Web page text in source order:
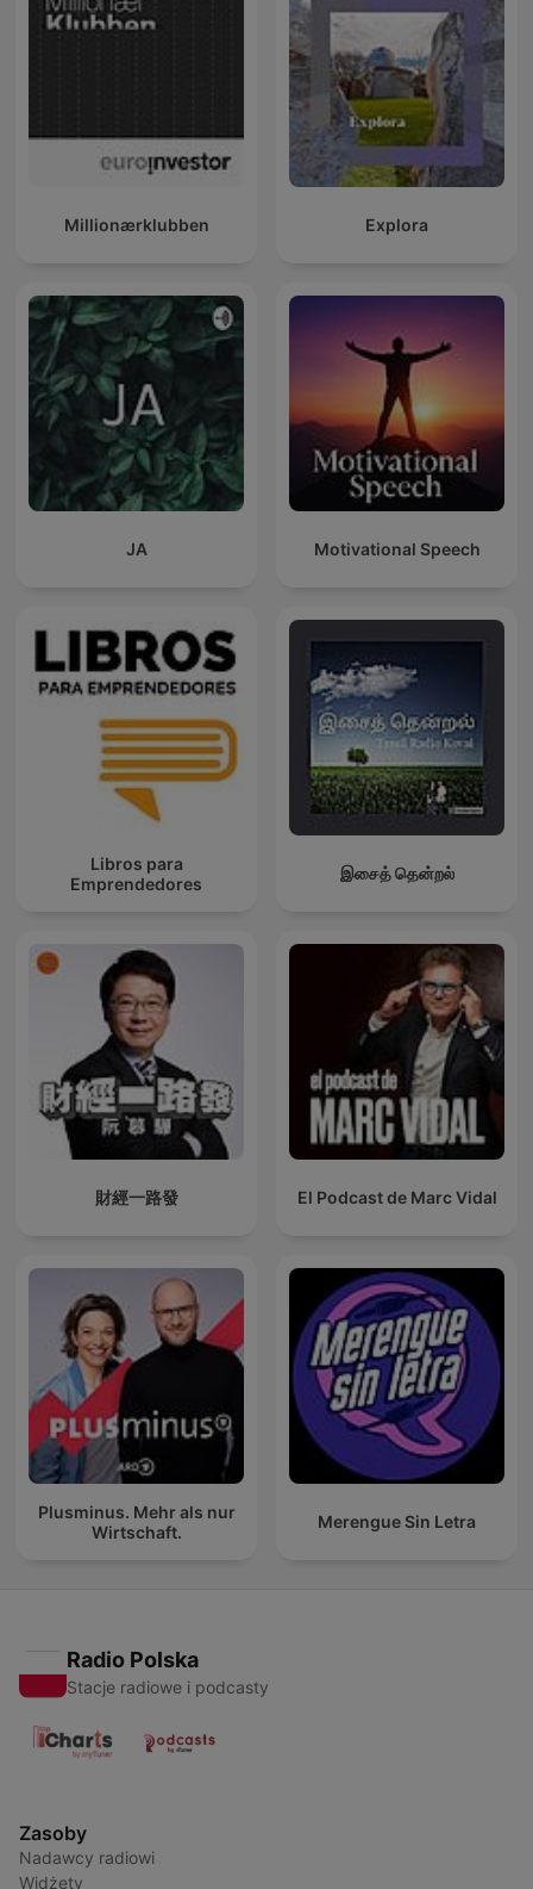
Millionærklubben Explora
JA Motivational Speech
Libros para
Emprendedores
இசைத் தென்றல்
財經一路發 El Podcast de Marc Vidal
Plusminus. Mehr als nur
Wirtschaft.
Merengue Sin Letra
Radio Polska
Stacje radiowe i podcasty
Zasoby
Nadawcy radiowi
Widżety